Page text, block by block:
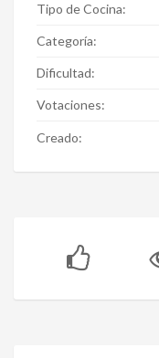
Tipo de Cocina:
Categoría:
Dificultad:
Votaciones:
Creado: